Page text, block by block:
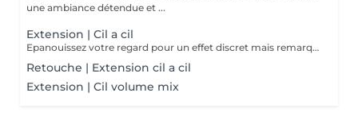
une ambiance détendue et ...
Extension | Cil a cil
Epanouissez votre regard pour un effet discret mais remarquable
Retouche | Extension cil a cil
Extension | Cil volume mix